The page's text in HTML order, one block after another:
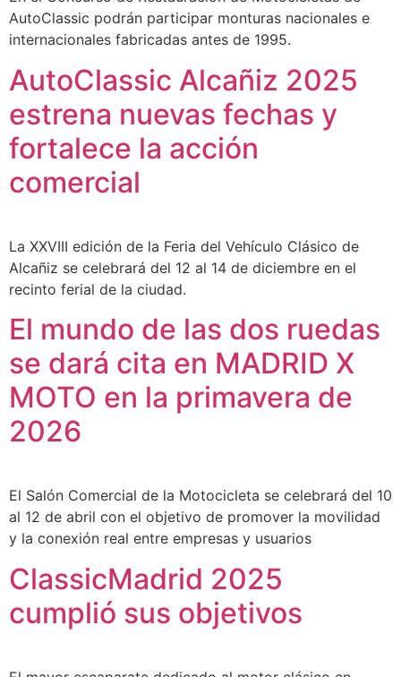
AutoClassic podrán participar monturas nacionales e
internacionales fabricadas antes de 1995.
AutoClassic Alcañiz 2025
estrena nuevas fechas y
fortalece la acción
comercial
La XXVIII edición de la Feria del Vehículo Clásico de
Alcañiz se celebrará del 12 al 14 de diciembre en el
recinto ferial de la ciudad.
El mundo de las dos ruedas
se dará cita en MADRID X
MOTO en la primavera de
2026
El Salón Comercial de la Motocicleta se celebrará del 10
al 12 de abril con el objetivo de promover la movilidad
y la conexión real entre empresas y usuarios
ClassicMadrid 2025
cumplió sus objetivos